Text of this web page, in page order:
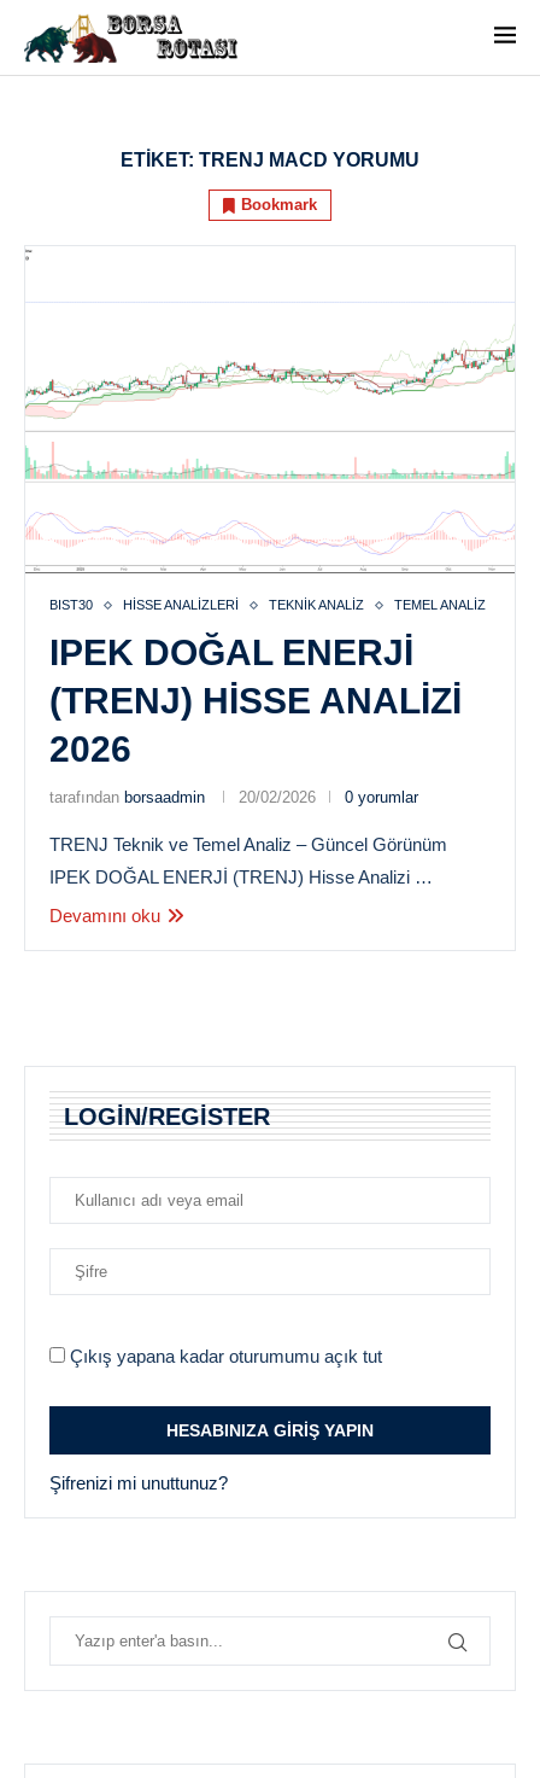
ETIKET: TRENJ MACD YORUMU
Bookmark
BIST30 HISSE ANALIZLERI TEKNIK ANALIZ TEMEL ANALIZ
IPEK DOĞAL ENERJİ
(TRENJ) HISSE ANALIZI
2026
tarafından borsaadmin 20/02/2026 0 yorumlar
TRENJ Teknik ve Temel Analiz – Güncel Görünüm
IPEK DOĞAL ENERJİ (TRENJ) Hisse Analizi …
Devamını oku
LOGIN/REGISTER
Çıkış yapana kadar oturumumu açık tut
Şifrenizi mi unuttunuz?